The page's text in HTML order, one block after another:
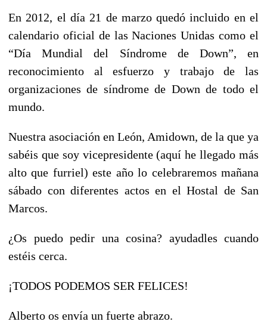
En 2012, el día 21 de marzo quedó incluido en el
calendario oficial de las Naciones Unidas como el
“Día Mundial del Síndrome de Down”, en
reconocimiento al esfuerzo y trabajo de las
organizaciones de síndrome de Down de todo el
mundo.
Nuestra asociación en León, Amidown, de la que ya
sabéis que soy vicepresidente (aquí he llegado más
alto que furriel) este año lo celebraremos mañana
sábado con diferentes actos en el Hostal de San
Marcos.
¿Os puedo pedir una cosina? ayudadles cuando
estéis cerca.
¡TODOS PODEMOS SER FELICES!
Alberto os envía un fuerte abrazo.